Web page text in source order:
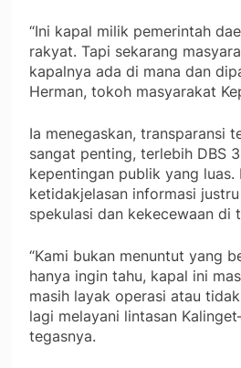
“Ini kapal milik pemerintah
rakyat. Tapi sekarang
kapalnya ada di mana dan
Herman, tokoh masyarakat
Ia menegaskan, transparansi
sangat penting, terlebih DBS
kepentingan publik yang luas.
ketidakjelasan informasi
spekulasi dan kekecewaan di
“Kami bukan menuntut yang
hanya ingin tahu, kapal ini
masih layak operasi atau
lagi melayani lintasan
tegasnya.